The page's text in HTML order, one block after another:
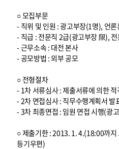
○ 모집부문
- 직위 및 인원 : 광고부장(1명), 언
- 직급 : 전문직 2급(광고부장 限),
- 근무소속 : 대전 본사
- 공모방법 : 외부 공모
○ 전형절차
- 1차 서류심사 : 제출서류에 의한
- 2차 면접심사 : 직무수행계획서 발
- 3차 최종면접 : 임원 면접 시행(광
○ 제출기한 : 2013. 1. 4.(18:00까지
등기우편)